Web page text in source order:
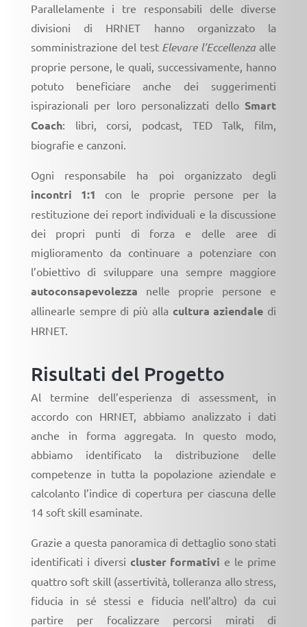
Parallelamente i tre responsabili delle diverse
divisioni di HRNET hanno organizzato la
somministrazione del test Elevare l’Eccellenzaalle
proprie persone, le quali, successivamente, hanno
potuto beneficiare anche dei suggerimenti
ispirazionali per loro personalizzati dello Smart
Coach: libri, corsi, podcast, TED Talk, film,
biografie e canzoni.
Ogni responsabile ha poi organizzato degli
incontri 1:1 con le proprie persone per la
restituzione dei report individuali e la discussione
dei propri punti di forza e delle aree di
miglioramento da continuare a potenziare con
l’obiettivo di sviluppare una sempre maggiore
autoconsapevolezza nelle proprie persone e
allinearle sempre di più alla cultura aziendale di
HRNET.
Risultati del Progetto
Al termine dell’esperienza di assessment, in
accordo con HRNET, abbiamo analizzato i dati
anche in forma aggregata. In questo modo,
abbiamo identificato la distribuzione delle
competenze in tutta la popolazione aziendale e
calcolanto l’indice di copertura per ciascuna delle
14 soft skill esaminate.
Grazie a questa panoramica di dettaglio sono stati
identificati i diversi cluster formativi e le prime
quattro soft skill (assertività, tolleranza allo stress,
fiducia in sé stessi e fiducia nell’altro) da cui
partire per focalizzare percorsi mirati di